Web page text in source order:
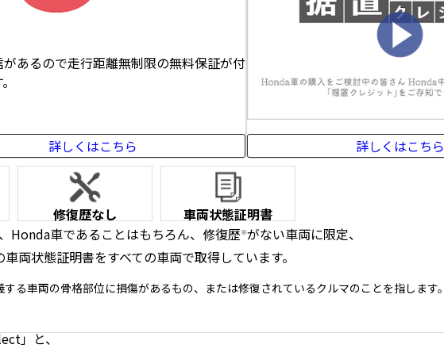
あるので走行距離無制限の無料保証が付
詳しくはこちら 詳しくはこちら
修復歴なし
車両状態証明書
Honda車であることはもちろん、修復歴※がない車両に限定、
両状態証明書をすべての車両で取得しています。
る車両の骨格部位に損傷があるもの、または修復されているクルマのことを指します。
」と、